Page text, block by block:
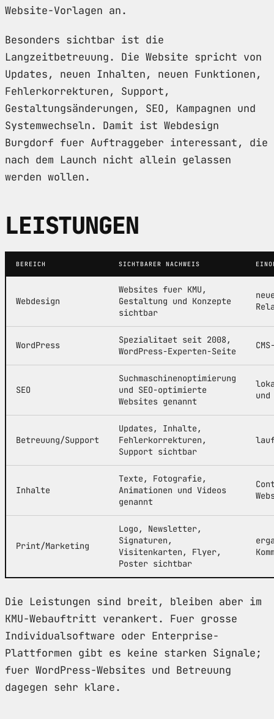
Website-Vorlagen an.
Besonders sichtbar ist die
Langzeitbetreuung. Die Website spricht von
Updates, neuen Inhalten, neuen Funktionen,
Fehlerkorrekturen, Support,
Gestaltungsänderungen, SEO, Kampagnen und
Systemwechseln. Damit ist Webdesign
Burgdorf fuer Auftraggeber interessant, die
nach dem Launch nicht allein gelassen
werden wollen.
LEISTUNGEN
BEREICH SICHTBARER NACHWEIS
Webdesign
Websites fuer KMU,
Gestaltung und Konzepte
sichtbar
WordPress
Spezialitaet seit 2008,
WordPress-Experten-Seite
SEO
Suchmaschinenoptimierung
und SEO-optimierte
Websites genannt
Betreuung/Support
Updates, Inhalte,
Fehlerkorrekturen,
Support sichtbar
Inhalte
Texte, Fotografie,
Animationen und Videos
genannt
Print/Marketing
Logo, Newsletter,
Signaturen,
Visitenkarten, Flyer,
Poster sichtbar
Die Leistungen sind breit, bleiben aber im
KMU-Webauftritt verankert. Fuer grosse
Individualsoftware oder Enterprise-
Plattformen gibt es keine starken Signale;
fuer WordPress-Websites und Betreuung
dagegen sehr klare.